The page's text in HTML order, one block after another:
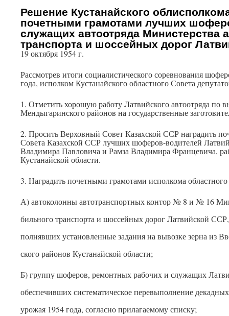
Решение Кустанайского
почетными грамотами лучших
служащих автоотряда Министерства
транспорта и шоссейных дорог
19 октября 1954 г.
Рассмотрев итоги социалистического соревнования
года, исполком Кустанайского областного Совета
1. Отметить хорошую работу Латвийского автоотряда по
Мендыгаринского районов на государственные
2. Просить Верховный Совет Казахской ССР наградить
Совета Казахской ССР лучших шоферов-водителей
Владимира Павловича и Рамза Владимира Францевича,
Кустанайской области.
3. Наградить почетными грамотами исполкома
А) автоколонны автотранспортных контор № 8 и № 16
бильного транспорта и шоссейных дорог Латвийской
полнявших установленные задания на вывозке зерна из
ского районов Кустанайской области;
Б) группу шоферов, ремонтных рабочих и служащих
обеспечивших систематическое перевыполнение
урожая 1954 года, согласно прилагаемому списку;